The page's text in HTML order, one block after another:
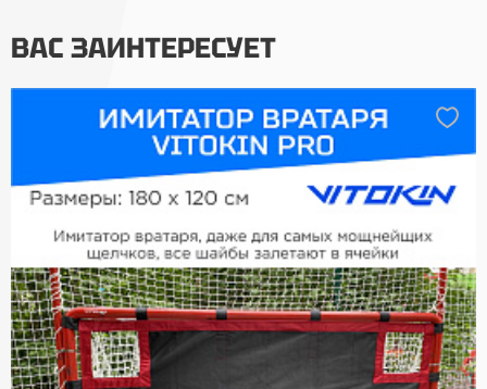
ВАС ЗАИНТЕРЕСУЕТ